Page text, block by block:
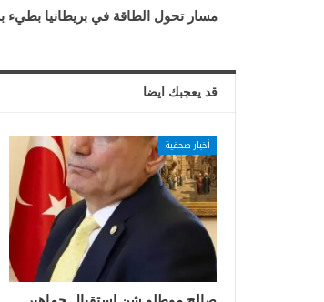
مسار تحول الطاقة في بريطانيا
قد يعجبك ايضا
أخبار صحفية